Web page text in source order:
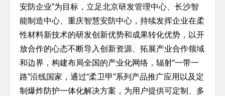
安防企业”为目标，立足北京研发管理中心、长沙智
能制造中心、重庆智慧安防中心，持续发挥企业在柔
性材料新技术的研发创新优势和成果转化优势，以开
放合作的心态不断导入创新资源、拓展产业合作领域
和边界，构建布局全国的产业化网络，辐射“一带一
路”沿线国家，通过“柔卫甲”系列产品推广应用以及定
制爆炸防护一体化解决方案，为用户提供可定制、多